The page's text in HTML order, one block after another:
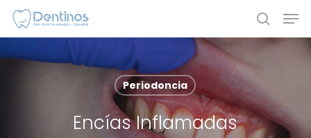
Skip
content
Periodoncia
Encías Inflamadas